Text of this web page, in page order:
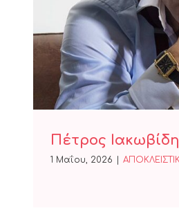
Πέτρος
Πέτρος
1 Μαΐου, 2026